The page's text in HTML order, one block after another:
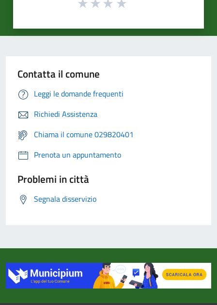
Contatta il comune
Leggi le domande frequenti
Richiedi Assistenza
Chiama il comune 029820401
Prenota un appuntamento
Problemi in città
Segnala disservizio